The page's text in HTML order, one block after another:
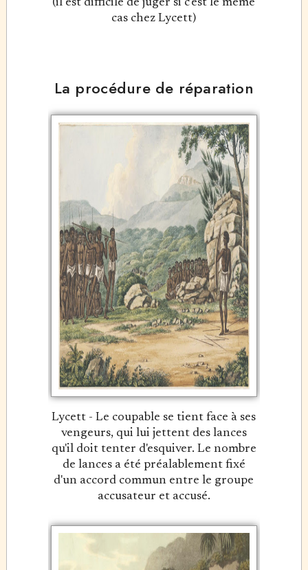
(il est difficile de juger si c'est le même
cas chez Lycett)
La procédure de réparation
Lycett - Le coupable se tient face à ses
vengeurs, qui lui jettent des lances
qu'il doit tenter d'esquiver. Le nombre
de lances a été préalablement fixé
d'un accord commun entre le groupe
accusateur et accusé.